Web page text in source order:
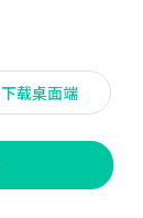
下载桌面端